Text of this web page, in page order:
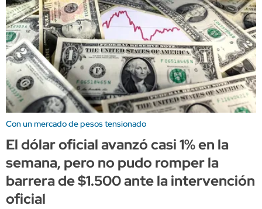
Con un mercado de pesos tensionado
El dólar oficial avanzó casi 1% en la
semana, pero no pudo romper la
barrera de $1.500 ante la intervención
oficial